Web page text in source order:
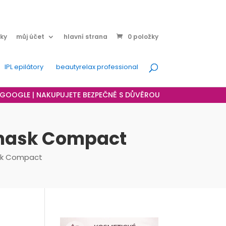
můj účet hlavní strana 0 položky
IPL epilátory beautyrelax professional
| NAKUPUJETE BEZPEČNĚ S DŮVĚROU
Compact
Compact